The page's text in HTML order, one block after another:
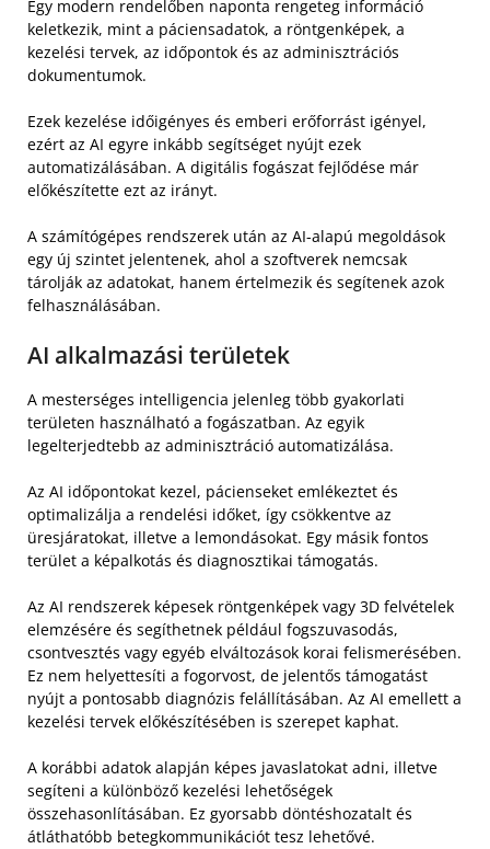
Egy modern rendelőben naponta rengeteg információ
keletkezik, mint a páciensadatok, a röntgenképek, a
kezelési tervek, az időpontok és az adminisztrációs
dokumentumok.
Ezek kezelése időigényes és emberi erőforrást igényel,
ezért az AI egyre inkább segítséget nyújt ezek
automatizálásában. A digitális fogászat fejlődése már
előkészítette ezt az irányt.
A számítógépes rendszerek után az AI-alapú megoldások
egy új szintet jelentenek, ahol a szoftverek nemcsak
tárolják az adatokat, hanem értelmezik és segítenek azok
felhasználásában.
AI alkalmazási területek
A mesterséges intelligencia jelenleg több gyakorlati
területen használható a fogászatban. Az egyik
legelterjedtebb az adminisztráció automatizálása.
Az AI időpontokat kezel, pácienseket emlékeztet és
optimalizálja a rendelési időket, így csökkentve az
üresjáratokat, illetve a lemondásokat. Egy másik fontos
terület a képalkotás és diagnosztikai támogatás.
Az AI rendszerek képesek röntgenképek vagy 3D felvételek
elemzésére és segíthetnek például fogszuvasodás,
csontvesztés vagy egyéb elváltozások korai felismerésében.
Ez nem helyettesíti a fogorvost, de jelentős támogatást
nyújt a pontosabb diagnózis felállításában. Az AI emellett a
kezelési tervek előkészítésében is szerepet kaphat.
A korábbi adatok alapján képes javaslatokat adni, illetve
segíteni a különböző kezelési lehetőségek
összehasonlításában. Ez gyorsabb döntéshozatalt és
átláthatóbb betegkommunikációt tesz lehetővé.